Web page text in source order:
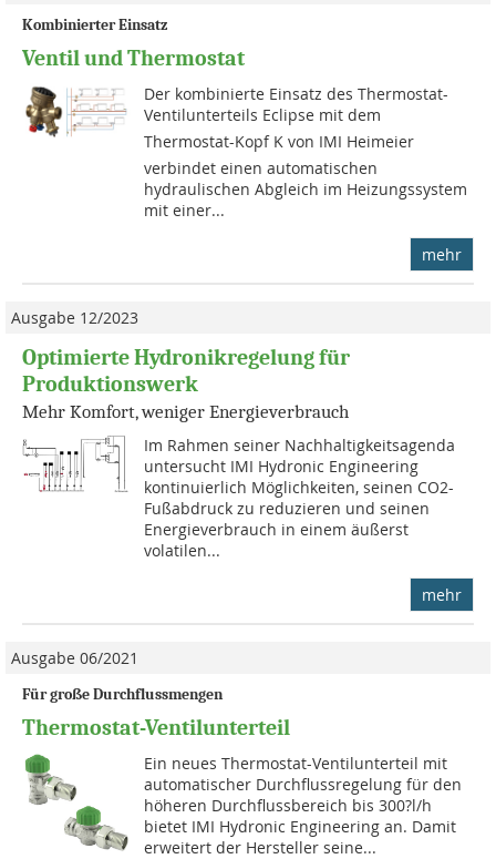
Kombinierter Einsatz
Ventil und Thermostat
Der kombinierte Einsatz des Thermostat-
Ventilunterteils Eclipse mit dem
Thermostat-Kopf K von IMI Heimeier
verbindet einen automatischen
hydraulischen Abgleich im Heizungssystem
mit einer...
mehr
Ausgabe 12/2023
Optimierte Hydronikregelung für
Produktionswerk
Mehr Komfort, weniger Energieverbrauch
Im Rahmen seiner Nachhaltigkeitsagenda
untersucht IMI Hydronic Engineering
kontinuierlich Möglichkeiten, seinen CO2-
Fußabdruck zu reduzieren und seinen
Energieverbrauch in einem äußerst
volatilen...
mehr
Ausgabe 06/2021
Für große Durchflussmengen
Thermostat-Ventilunterteil
Ein neues Thermostat-Ventilunterteil mit
automatischer Durchflussregelung für den
höheren Durchflussbereich bis 300?l/h
bietet IMI Hydronic Engineering an. Damit
erweitert der Hersteller seine...